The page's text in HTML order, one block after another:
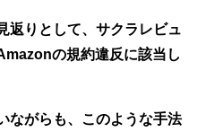
返りとして、サクラレビュ
の規約違反に該当し
ながらも、このような手法